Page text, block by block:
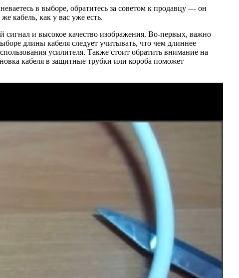
в выборе, обратитесь за советом к продавцу — он
кабель, как у вас уже есть.
сигнал и высокое качество изображения. Во-первых, важно
длины кабеля следует учитывать, что чем длиннее
усилителя. Также стоит обратить внимание на
кабеля в защитные трубки или короба поможет